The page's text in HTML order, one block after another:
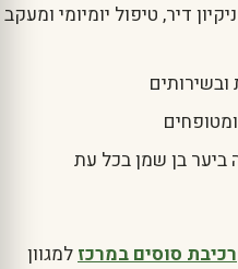
דיר, טיפול יומיומי ומעקב
ביער בן שמן בכל עת
רכיבת סוסים במרכז למגוון